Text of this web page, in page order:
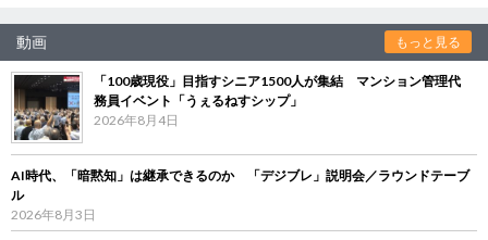
動画 もっと見る
「100歳現役」目指すシニア1500人が集結 マンション管理代
務員イベント「うぇるねすシップ」
2026年8月4日
AI時代、「暗黙知」は継承できるのか 「デジブレ」説明会／ラウンドテーブ
ル
2026年8月3日